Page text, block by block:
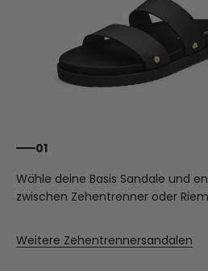
01
Wähle deine Basis Sandale und
zwischen Zehentrenner oder
Weitere Zehentrennersandalen